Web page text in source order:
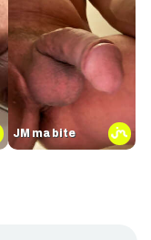
JM ma bite